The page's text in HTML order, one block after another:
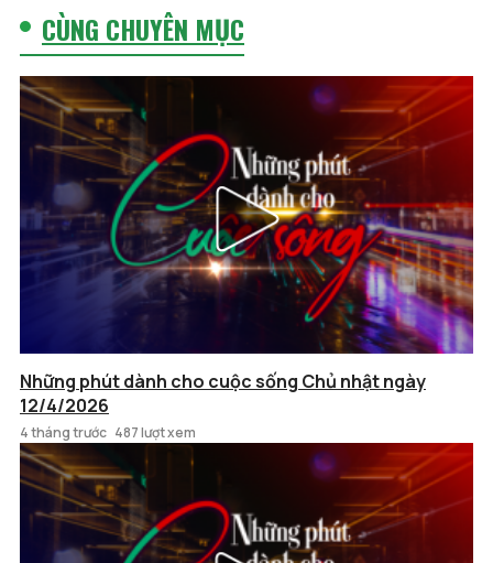
CÙNG CHUYÊN MỤC
Những phút dành cho cuộc sống Chủ nhật ngày
12/4/2026
4 tháng trước 487 lượt xem